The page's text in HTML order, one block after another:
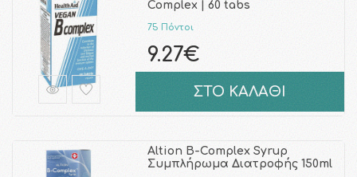
Complex | 60 tabs
75 Πόντοι
9.27€
ΣΤΟ ΚΑΛΑΘΙ
Altion B-Complex Syrup
Συμπλήρωμα Διατροφής 150ml